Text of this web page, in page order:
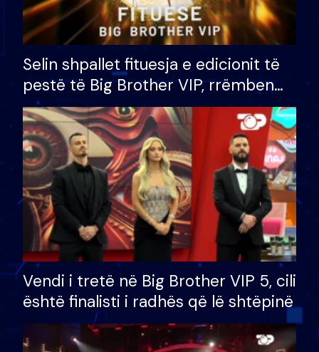
Selin shpallet fituesja e edicionit të
pestë të Big Brother VIP, rrëmben
çmimin e madh prej 100 mijë eurosh
Vendi i tretë në Big Brother VIP 5, cili
është finalisti i radhës që lë shtëpinë